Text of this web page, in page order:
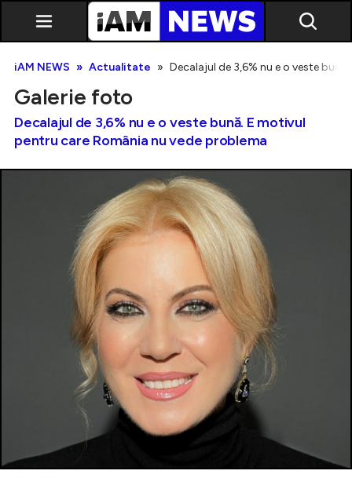
Exclusiv
Intră în cont
iAM NEWS Actualitate Decalajul de 3,6% nu e o veste
Galerie foto
Decalajul de 3,6% nu e o veste bună. E motivul
pentru care România nu vede problema